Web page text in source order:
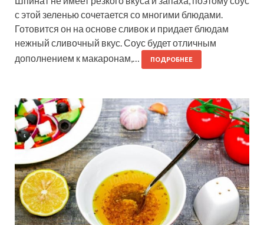
с этой зеленью сочетается со многими блюдами.
Готовится он на основе сливок и придает блюдам
нежный сливочный вкус. Соус будет отличным
дополнением к макаронам,…
ПОДРОБНЕЕ